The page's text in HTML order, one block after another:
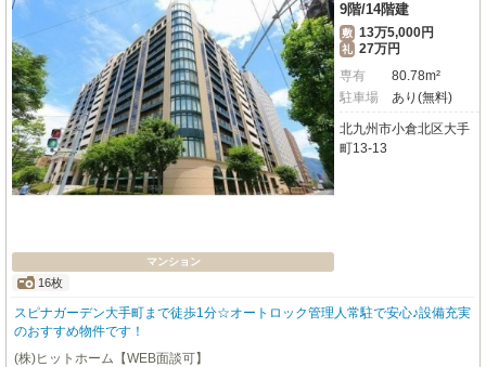
マンション
16枚
9階/14階建
敷 13万5,000円
礼 27万円
専有
80.78m²
駐車場
あり(無料)
北九州市小倉北区大手
町13-13
スピナガーデン大手町まで徒歩1分☆オートロック管理人常駐で安心♪設備充実
のおすすめ物件です！
(株)ヒットホーム【WEB面談可】